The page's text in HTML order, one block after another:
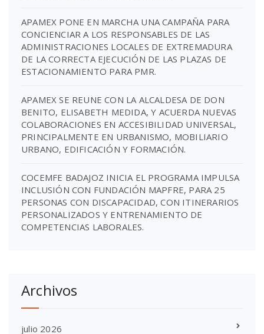
APAMEX PONE EN MARCHA UNA CAMPAÑA PARA
CONCIENCIAR A LOS RESPONSABLES DE LAS
ADMINISTRACIONES LOCALES DE EXTREMADURA
DE LA CORRECTA EJECUCIÓN DE LAS PLAZAS DE
ESTACIONAMIENTO PARA PMR.
APAMEX SE REUNE CON LA ALCALDESA DE DON
BENITO, ELISABETH MEDIDA, Y ACUERDA NUEVAS
COLABORACIONES EN ACCESIBILIDAD UNIVERSAL,
PRINCIPALMENTE EN URBANISMO, MOBILIARIO
URBANO, EDIFICACIÓN Y FORMACIÓN.
COCEMFE BADAJOZ INICIA EL PROGRAMA IMPULSA
INCLUSIÓN CON FUNDACIÓN MAPFRE, PARA 25
PERSONAS CON DISCAPACIDAD, CON ITINERARIOS
PERSONALIZADOS Y ENTRENAMIENTO DE
COMPETENCIAS LABORALES.
Archivos
julio 2026